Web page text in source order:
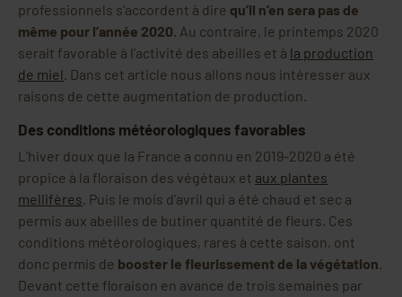
professionnels s’accordent à dire qu’il n’en sera pas de
même pour l’année 2020. Au contraire, le printemps 2020
serait favorable à l’activité des abeilles et à la production
de miel. Dans cet article nous allons nous intéresser aux
raisons de cette augmentation de production.
Des conditions météorologiques favorables
L’hiver doux que la France a connu en 2019-2020 a été
propice à la floraison des végétaux et aux plantes
mellifères. Puis le mois d’avril qui a été chaud et sec a
permis aux abeilles de butiner quantité de fleurs. Ces
conditions météorologiques, rares à cette saison, ont
donc permis de booster le fleurissement de la végétation.
Devant cette floraison en avance de trois semaines par